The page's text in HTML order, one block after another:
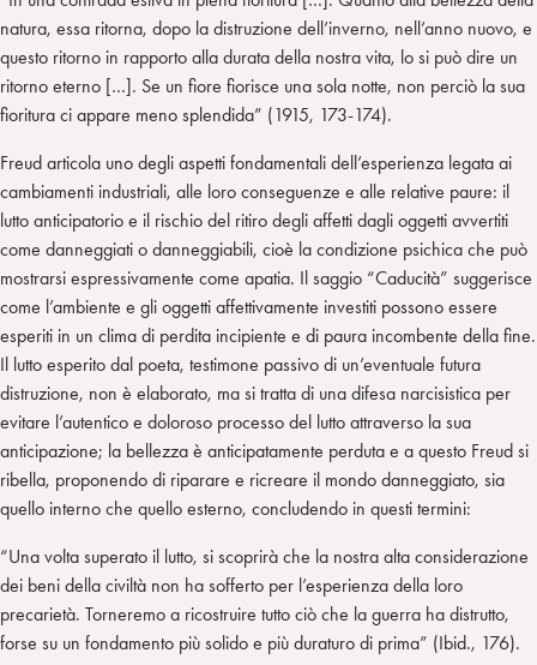
natura, essa ritorna, dopo la distruzione dell’inverno, nell’anno nuovo, e
questo ritorno in rapporto alla durata della nostra vita, lo si può dire un
ritorno eterno […]. Se un fiore fiorisce una sola notte, non perciò la sua
fioritura ci appare meno splendida” (1915, 173-174).
Freud articola uno degli aspetti fondamentali dell’esperienza legata ai
cambiamenti industriali, alle loro conseguenze e alle relative paure: il
lutto anticipatorio e il rischio del ritiro degli affetti dagli oggetti avvertiti
come danneggiati o danneggiabili, cioè la condizione psichica che può
mostrarsi espressivamente come apatia. Il saggio “Caducità” suggerisce
come l’ambiente e gli oggetti affettivamente investiti possono essere
esperiti in un clima di perdita incipiente e di paura incombente della fine.
Il lutto esperito dal poeta, testimone passivo di un’eventuale futura
distruzione, non è elaborato, ma si tratta di una difesa narcisistica per
evitare l’autentico e doloroso processo del lutto attraverso la sua
anticipazione; la bellezza è anticipatamente perduta e a questo Freud si
ribella, proponendo di riparare e ricreare il mondo danneggiato, sia
quello interno che quello esterno, concludendo in questi termini:
“Una volta superato il lutto, si scoprirà che la nostra alta considerazione
dei beni della civiltà non ha sofferto per l’esperienza della loro
precarietà. Torneremo a ricostruire tutto ciò che la guerra ha distrutto,
forse su un fondamento più solido e più duraturo di prima” (Ibid., 176).